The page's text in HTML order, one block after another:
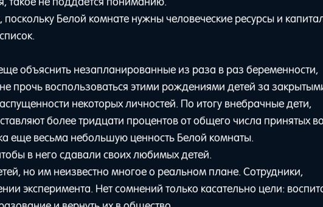
поскольку Белой комнате нужны человеческие ресурсы и
объяснить незапланированные из раза в раз беременности,
прочь воспользоваться этими рождениями детей за
некоторых личностей. По итогу внебрачные дети,
более тридцати процентов от общего числа принятых во
еще весьма небольшую ценность Белой комнаты.
в него сдавали своих любимых детей.
но им неизвестно многое о реальном плане. Сотрудники,
эксперимента. Нет сомнений только касательно цели: